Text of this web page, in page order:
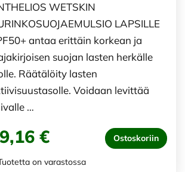
WETSKIN
LAPSILLE
antaa erittäin korkean ja
suojan lasten herkälle
Räätälöity lasten
Voidaan levittää
…
€ Ostoskoriin
on varastossa